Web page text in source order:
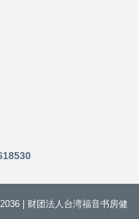
| 财团法人台湾福音书房健